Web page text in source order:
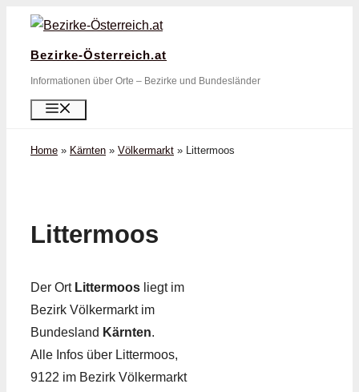
Zum
springen
Bezirke-Österreich.at
Informationen über Orte – Bezirke und Bundesländer
Home » Kärnten » Völkermarkt » Littermoos
Littermoos
Der Ort Littermoos liegt im
Bezirk Völkermarkt im
Bundesland Kärnten.
Alle Infos über Littermoos,
9122 im Bezirk Völkermarkt